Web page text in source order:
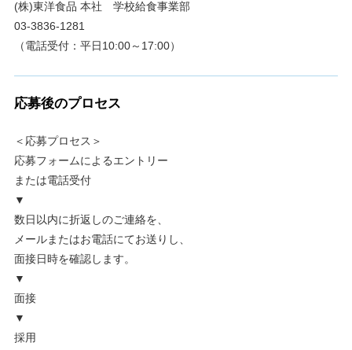
(株)東洋食品 本社 学校給食事業部
03-3836-1281
（電話受付：平日10:00～17:00）
応募後のプロセス
＜応募プロセス＞
応募フォームによるエントリー
または電話受付
▼
数日以内に折返しのご連絡を、
メールまたはお電話にてお送りし、
面接日時を確認します。
▼
面接
▼
採用